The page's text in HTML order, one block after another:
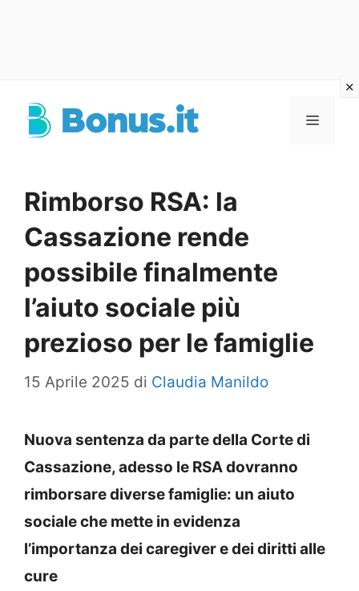
Menu
Rimborso RSA: la
Cassazione rende
possibile finalmente
l’aiuto sociale più
prezioso per le famiglie
15 Aprile 2025 di Claudia Manildo
Nuova sentenza da parte della Corte di
Cassazione, adesso le RSA dovranno
rimborsare diverse famiglie: un aiuto
sociale che mette in evidenza
l’importanza dei caregiver e dei diritti alle
cure